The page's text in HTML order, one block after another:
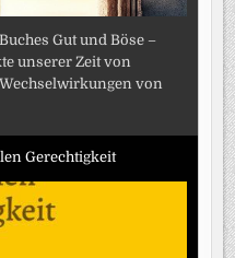
Gut und Böse –
unserer Zeit von
von
Gerechtigkeit